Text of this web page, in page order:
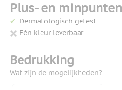
Plus- en minpunten
Dermatologisch getest
Eén kleur leverbaar
Bedrukking
Wat zijn de mogelijkheden?